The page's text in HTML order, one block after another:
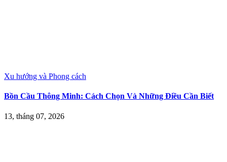
Xu hướng và Phong cách
Bồn Cầu Thông Minh: Cách Chọn Và Những Điều Cần Biết
13, tháng 07, 2026